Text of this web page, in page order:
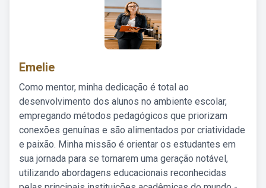
Emelie
Como mentor, minha dedicação é total ao
desenvolvimento dos alunos no ambiente escolar,
empregando métodos pedagógicos que priorizam
conexões genuínas e são alimentados por criatividade
e paixão. Minha missão é orientar os estudantes em
sua jornada para se tornarem uma geração notável,
utilizando abordagens educacionais reconhecidas